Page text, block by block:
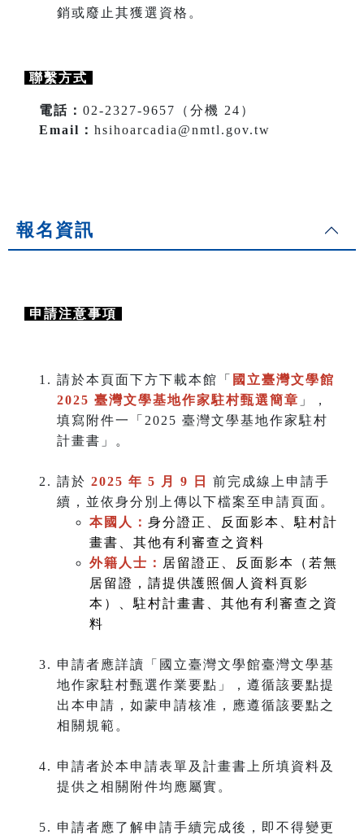
銷或廢止其獲選資格。
聯繫方式
電話： 02-2327-9657（分機 24）
Email： hsihoarcadia@nmtl.gov.tw
報名資訊
申請注意事項
請於本頁面下方下載本館「
國立臺灣文學館
2025 臺灣文學基地作家駐村甄選簡章 」，
填寫附件一「2025 臺灣文學基地作家駐村
計畫書」。
請於 2025 年 5 月 9 日
前完成線上申請手
續，並依身分別上傳以下檔案至申請頁面。
本國人： 身分證正、反面影本、駐村計
畫書、其他有利審查之資料
外籍人士： 居留證正、反面影本（若無
居留證，請提供護照個人資料頁影
本）、駐村計畫書、其他有利審查之資
料
申請者應詳讀「國立臺灣文學館臺灣文學基
地作家駐村甄選作業要點」，遵循該要點提
出本申請，如蒙申請核准，應遵循該要點之
相關規範。
申請者於本申請表單及計畫書上所填資料及
提供之相關附件均應屬實。
申請者應了解申請手續完成後，即不得變更